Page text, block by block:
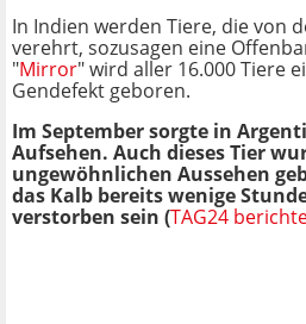
In Indien werden Tiere, die von
verehrt, sozusagen eine
"Mirror" wird aller 16.000 Tiere
Gendefekt geboren.
Im September sorgte in
Aufsehen. Auch dieses Tier
ungewöhnlichen Aussehen
das Kalb bereits wenige
verstorben sein (TAG24